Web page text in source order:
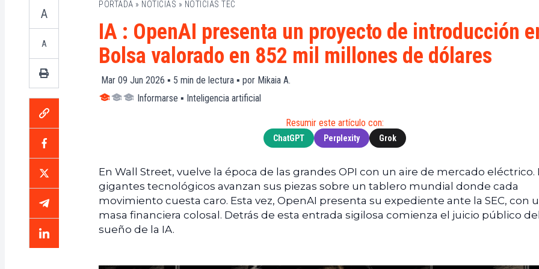
Noticias
Tec
de
Web3
XRP
(XRP)
Cardano
Compra
Guía
Trading
A
A
PORTADA » NOTICIAS » NOTICIAS TEC
IA : OpenAI presenta un proyecto de introducción
Bolsa valorado en 852 mil millones de dólares
Mar 09 Jun 2026 ▪ 5 min de lectura ▪ por Mikaia A.
Informarse ▪ Inteligencia artificial
Resumir este artículo con:
ChatGPT Perplexity Grok
En Wall Street, vuelve la época de las grandes OPI con un aire de mercado eléctrico.
gigantes tecnológicos avanzan sus piezas sobre un tablero mundial donde cada
movimiento cuesta caro. Esta vez, OpenAI presenta su expediente ante la SEC, con
masa financiera colosal. Detrás de esta entrada sigilosa comienza el juicio público del
sueño de la IA.